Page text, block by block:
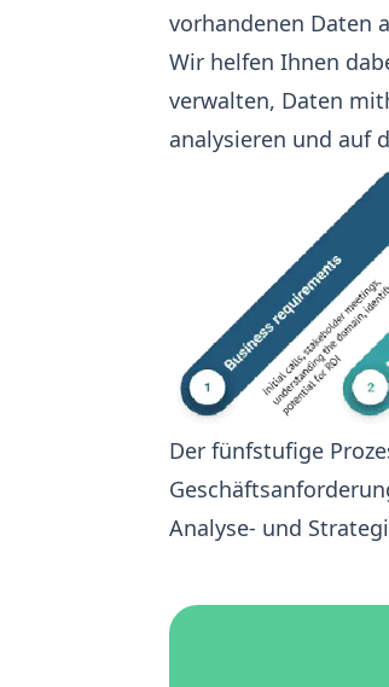
vorhandenen Daten
Wir helfen Ihnen
verwalten, Daten
analysieren und auf
Der fünfstufige
Analyse- und